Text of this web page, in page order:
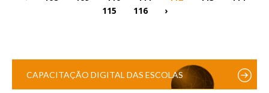
115
116 ›
CAPACITAÇÃO DIGITAL DAS ESCOLAS